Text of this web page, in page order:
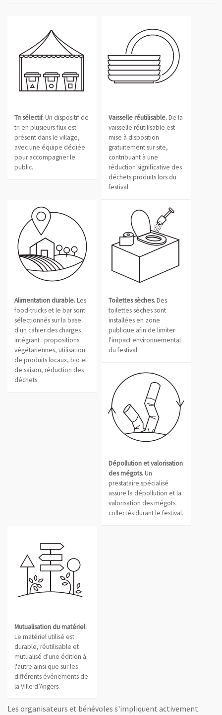
Tri sélectif.Un dispositif de
tri en plusieurs flux est
présent dans le village,
avec une équipe dédiée
pour accompagner le
public.
Vaisselle réutilisable.De la
vaisselle réutilisable est
mise à disposition
gratuitement sur site,
contribuant à une
réduction significative des
déchets produits lors du
festival.
Alimentation durable.Les
food-trucks et le bar sont
sélectionnés sur la base
d'un cahier des charges
intégrant : propositions
végétariennes, utilisation
de produits locaux, bio et
de saison, réduction des
déchets.
Toilettes sèches.Des
toilettes sèches sont
installées en zone
publique afin de limiter
l'impact environnemental
du festival.
Dépollution et valorisation
des mégots.Un
prestataire spécialisé
assure la dépollution et la
valorisation des mégots
collectés durant le festival.
Mutualisation du matériel.
Le matériel utilisé est
durable, réutilisable et
mutualisé d'une édition à
l'autre ainsi que sur les
différents événements de
la Ville d’Angers.
Tri sélectif.Un dispositif de tri en plusieurs flux est
Les organisateurs et bénévoles s'impliquent activement